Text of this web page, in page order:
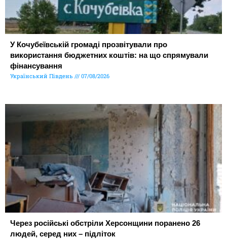
У Кочубеївській громаді прозвітували про
використання бюджетних коштів: на що спрямували
фінансування
Український Південь 07/08/2026
Через російські обстріли Херсонщини поранено 26
людей, серед них – підліток